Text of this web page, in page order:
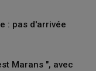
: pas d'arrivée
Marans ", avec